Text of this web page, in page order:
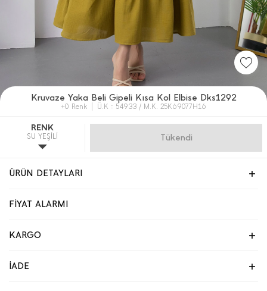
Kruvaze Yaka Beli Gipeli Kısa Kol Elbise Dks1292
+0 Renk Ü.K : 54933 / M.K. 25K69077H16
RENK
SU YEŞİLİ Gelince Haber Ver
ÜRÜN DETAYLARI
FİYAT ALARMI
KARGO
İADE